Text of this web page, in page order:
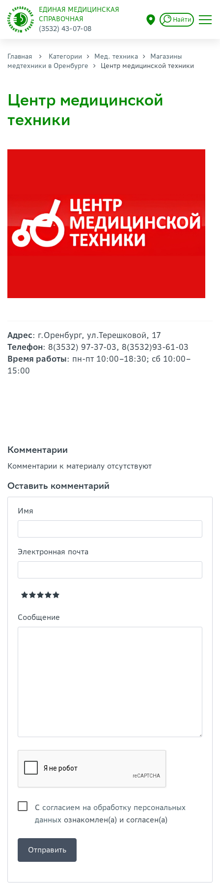
ЕДИНАЯ МЕДИЦИНСКАЯ
СПРАВОЧНАЯ
(3532) 43-07-08
Найти
Главная Категории Мед. техника
Магазины
медтехники в Оренбурге
Центр медицинской техники
Центр медицинской
техники
Адрес: г.Оренбург, ул.Терешковой, 17
Телефон: 8(3532) 97-37-03, 8(3532)93-61-03
Время работы: пн-пт 10:00–18:30; сб 10:00–
15:00
Комментарии
Комментарии к материалу отсутствуют
Оставить комментарий
Имя
Электронная почта
Сообщение
С согласием на обработку персональных
данных ознакомлен(а) и согласен(а)